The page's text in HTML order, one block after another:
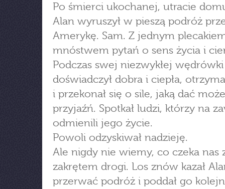
Po śmierci ukochanej, utracie
Alan wyruszył w pieszą podróż
Amerykę. Sam. Z jednym
mnóstwem pytań o sens życia i
Podczas swej niezwykłej wędrówki
doświadczył dobra i ciepła,
i przekonał się o sile, jaką dać
przyjaźń. Spotkał ludzi, którzy na
odmienili jego życie.
Powoli odzyskiwał nadzieję.
Ale nigdy nie wiemy, co czeka nas
zakrętem drogi. Los znów kazał
przerwać podróż i poddał go